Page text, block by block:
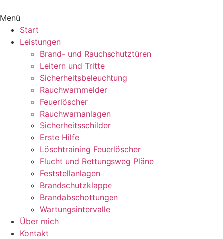
Menü
Start
Leistungen
Brand- und Rauchschutztüren
Leitern und Tritte
Sicherheitsbeleuchtung
Rauchwarnmelder
Feuerlöscher
Rauchwarnanlagen
Sicherheitsschilder
Erste Hilfe
Löschtraining Feuerlöscher
Flucht und Rettungsweg Pläne
Feststellanlagen
Brandschutzklappe
Brandabschottungen
Wartungsintervalle
Über mich
Kontakt